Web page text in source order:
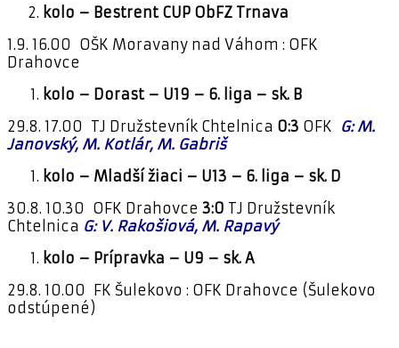
kolo – Bestrent CUP ObFZ Trnava
1.9. 16.00 OŠK Moravany nad Váhom : OFK
Drahovce
kolo – Dorast – U19 – 6. liga – sk. B
29.8. 17.00 TJ Družstevník Chtelnica 0:3 OFK G: M.
Janovský, M. Kotlár, M. Gabriš
kolo – Mladší žiaci – U13 – 6. liga – sk. D
30.8. 10.30 OFK Drahovce 3:0 TJ Družstevník
Chtelnica G: V. Rakošiová, M. Rapavý
kolo – Prípravka – U9 – sk. A
29.8. 10.00 FK Šulekovo : OFK Drahovce (Šulekovo
odstúpené)